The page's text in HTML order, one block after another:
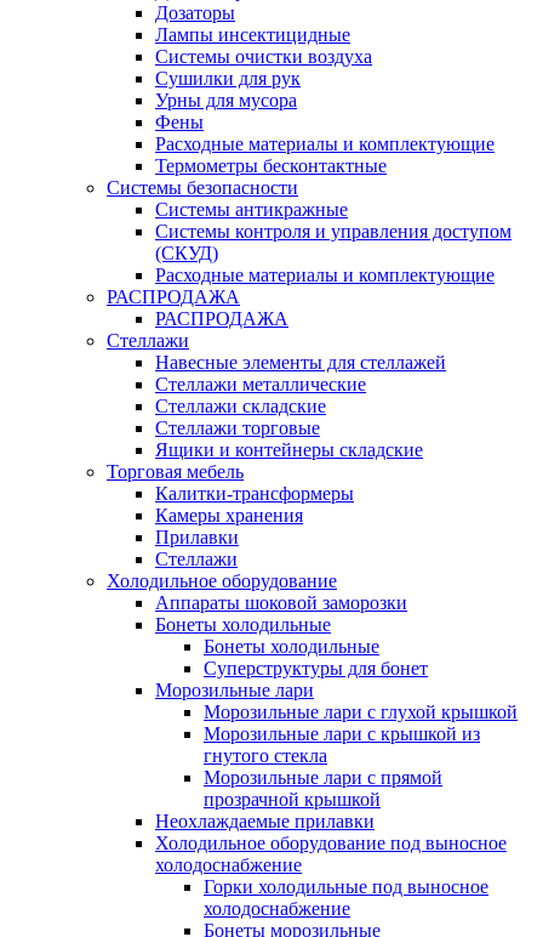
Дозаторы
Лампы инсектицидные
Системы очистки воздуха
Сушилки для рук
Урны для мусора
Фены
Расходные материалы и комплектующие
Термометры бесконтактные
Системы безопасности
Системы антикражные
Системы контроля и управления доступом
(СКУД)
Расходные материалы и комплектующие
РАСПРОДАЖА
РАСПРОДАЖА
Стеллажи
Навесные элементы для стеллажей
Стеллажи металлические
Стеллажи складские
Стеллажи торговые
Ящики и контейнеры складские
Торговая мебель
Калитки-трансформеры
Камеры хранения
Прилавки
Стеллажи
Холодильное оборудование
Аппараты шоковой заморозки
Бонеты холодильные
Бонеты холодильные
Суперструктуры для бонет
Морозильные лари
Морозильные лари с глухой крышкой
Морозильные лари с крышкой из
гнутого стекла
Морозильные лари с прямой
прозрачной крышкой
Неохлаждаемые прилавки
Холодильное оборудование под выносное
холодоснабжение
Горки холодильные под выносное
холодоснабжение
Бонеты морозильные